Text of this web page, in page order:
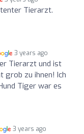
Tierarzt.
3 years ago
Tierarzt und ist
grob zu ihnen! Ich
Tiger war es
3 years ago